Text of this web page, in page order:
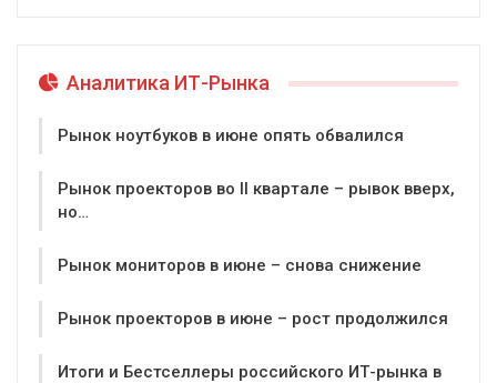
Аналитика ИТ-Рынка
Рынок ноутбуков в июне опять обвалился
Рынок проекторов во II квартале – рывок вверх,
но…
Рынок мониторов в июне – снова снижение
Рынок проекторов в июне – рост продолжился
Итоги и Бестселлеры российского ИТ-рынка в